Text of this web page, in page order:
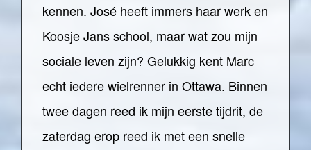
kennen. José heeft immers haar werk en
Koosje Jans school, maar wat zou mijn
sociale leven zijn? Gelukkig kent Marc
echt iedere wielrenner in Ottawa. Binnen
twee dagen reed ik mijn eerste tijdrit, de
zaterdag erop reed ik met een snelle